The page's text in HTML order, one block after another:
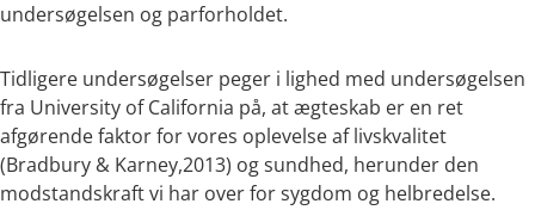
undersøgelsen og parforholdet.
Tidligere undersøgelser peger i lighed med undersøgelsen
fra University of California på, at ægteskab er en ret
afgørende faktor for vores oplevelse af livskvalitet
(Bradbury & Karney,2013) og sundhed, herunder den
modstandskraft vi har over for sygdom og helbredelse.